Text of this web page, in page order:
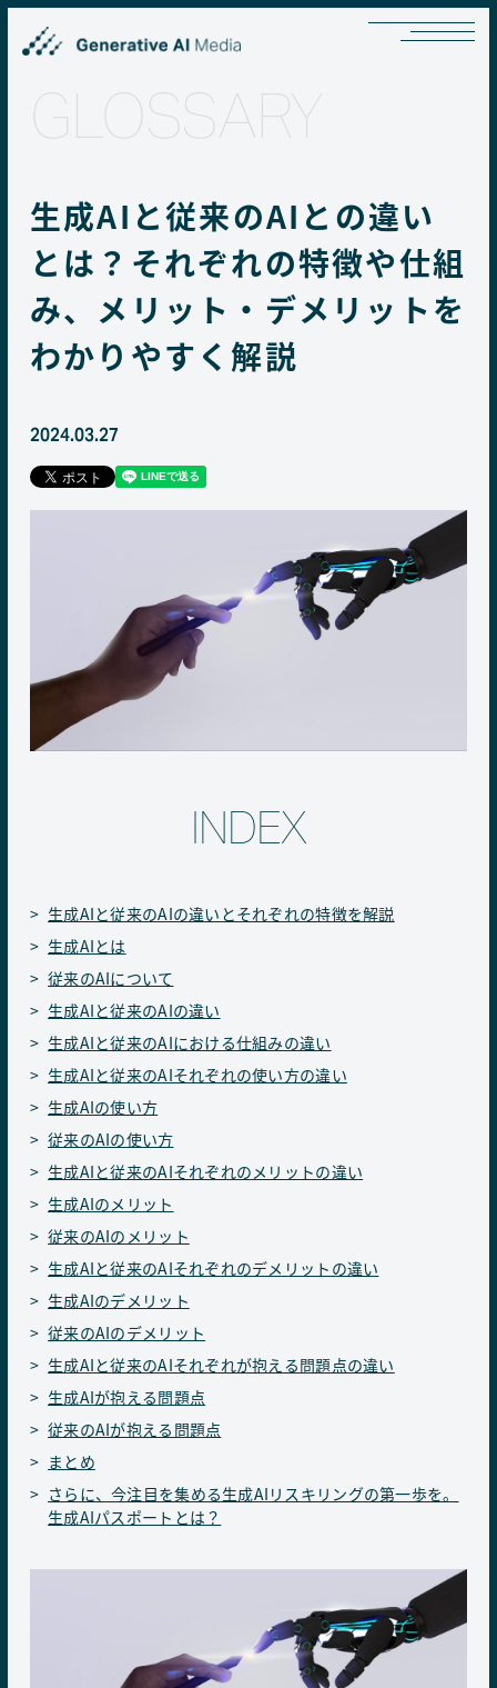
GLOSSARY
生成AIと従来のAIとの違い
とは？それぞれの特徴や仕組
み、メリット・デメリットを
わかりやすく解説
2024.03.27
INDEX
生成AIと従来のAIの違いとそれぞれの特徴を解説
生成AIとは
従来のAIについて
生成AIと従来のAIの違い
生成AIと従来のAIにおける仕組みの違い
生成AIと従来のAIそれぞれの使い方の違い
生成AIの使い方
従来のAIの使い方
生成AIと従来のAIそれぞれのメリットの違い
生成AIのメリット
従来のAIのメリット
生成AIと従来のAIそれぞれのデメリットの違い
生成AIのデメリット
従来のAIのデメリット
生成AIと従来のAIそれぞれが抱える問題点の違い
生成AIが抱える問題点
従来のAIが抱える問題点
まとめ
さらに、今注目を集める生成AIリスキリングの第一歩を。
生成AIパスポートとは？